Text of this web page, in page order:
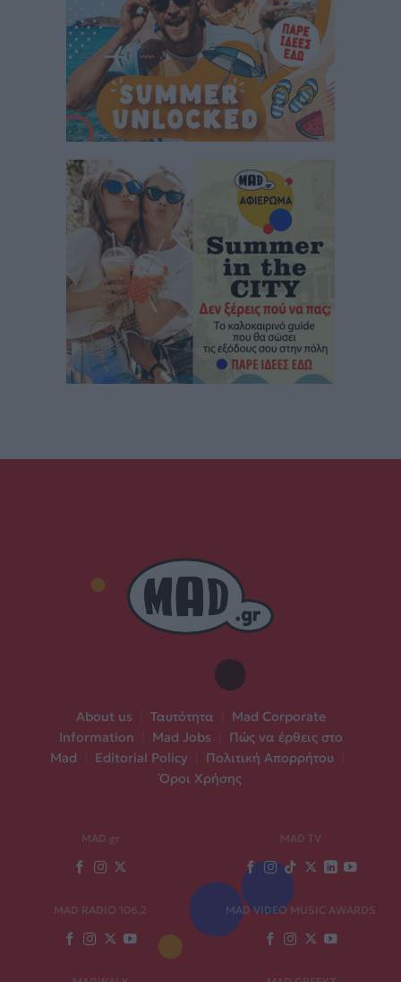
About us Ταυτότητα
Mad Corporate
Information
Mad Jobs
Πώς να έρθεις στο
Mad
Editorial Policy Πολιτική Απορρήτου
Όροι Χρήσης
MAD.gr MAD TV
MAD RADIO 106,2 MAD VIDEO MUSIC AWARDS